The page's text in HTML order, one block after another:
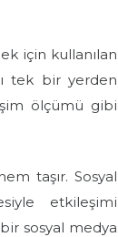
için kullanılan
tek bir yerden
ölçümü gibi
taşır. Sosyal
etkileşimi
sosyal medya